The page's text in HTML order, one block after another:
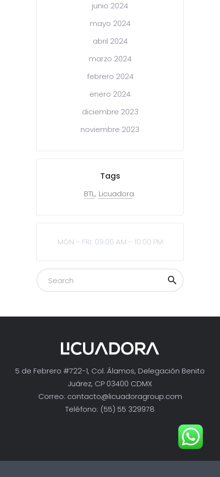
junio 2024
mayo 2024
abril 2024
marzo 2024
febrero 2024
enero 2024
diciembre 2023
noviembre 2023
Tags
BTL Licuadora
MON - FRI: 09:00 AM - 10:00 PM
5 de Febrero #722-1, Col. Álamos, Delegación Benito
Juárez, CP 03400 CDMX
Correo: contacto@licuadoragroup.com
Teléfono: (55) 55 329978